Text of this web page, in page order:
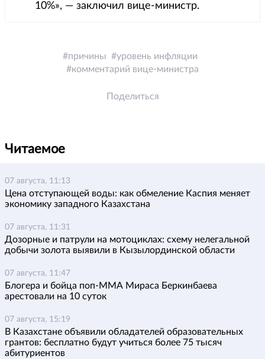
10%», — заключил вице-министр.
причины
уровень инфляции
комментарий вице-министра
Поделиться
Читаемое
07 августа, 11:13
Цена отступающей воды: как обмеление Каспия меняет
экономику западного Казахстана
07 августа, 11:31
Дозорные и патрули на мотоциклах: схему нелегальной
добычи золота выявили в Кызылординской области
07 августа, 11:47
Блогера и бойца поп-ММА Мираса Беркинбаева
арестовали на 10 суток
07 августа, 15:19
В Казахстане объявили обладателей образовательных
грантов: бесплатно будут учиться более 75 тысяч
абитуриентов